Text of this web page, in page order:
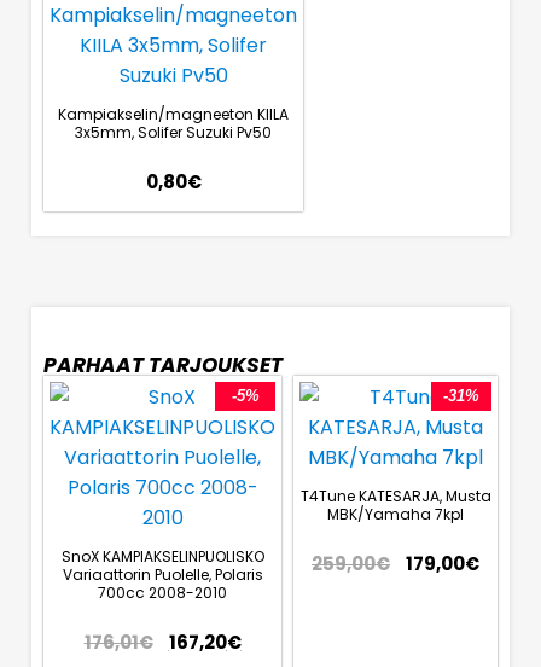
Kampiakselin/magneeton KIILA
3x5mm, Solifer Suzuki Pv50
0,80€
PARHAAT TARJOUKSET
-5%
SnoX KAMPIAKSELINPUOLISKO
Variaattorin Puolelle, Polaris
700cc 2008-2010
176,01€ 167,20€
-31%
T4Tune KATESARJA, Musta
MBK/Yamaha 7kpl
259,00€ 179,00€